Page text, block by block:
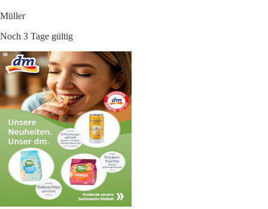
Müller
Noch 3 Tage gültig